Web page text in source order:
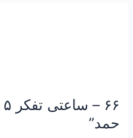
حمد”
۶۶
ساعتی